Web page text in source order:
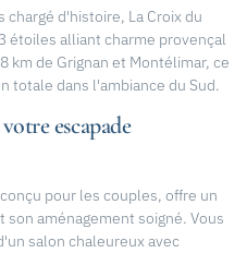
chargé d'histoire, La Croix du
étoiles alliant charme provençal
de Grignan et Montélimar, ce
totale dans l'ambiance du Sud.
escapade
pour les couples, offre un
aménagement soigné. Vous
salon chaleureux avec